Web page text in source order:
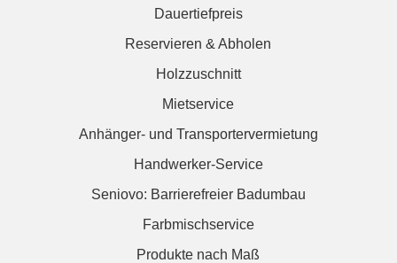
Dauertiefpreis
Reservieren & Abholen
Holzzuschnitt
Mietservice
Anhänger- und Transportervermietung
Handwerker-Service
Seniovo: Barrierefreier Badumbau
Farbmischservice
Produkte nach Maß